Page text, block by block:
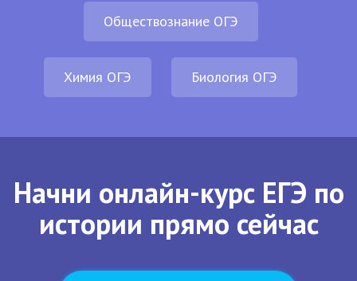
Обществознание ОГЭ
Химия ОГЭ Биология ОГЭ
Начни онлайн-курс ЕГЭ по
истории прямо сейчас